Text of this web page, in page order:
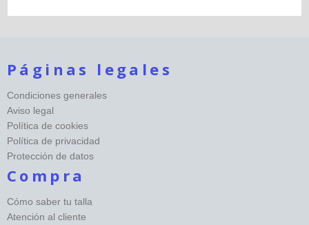
Páginas legales
Condiciones generales
Aviso legal
Política de cookies
Política de privacidad
Protección de datos
Compra
Cómo saber tu talla
Atención al cliente